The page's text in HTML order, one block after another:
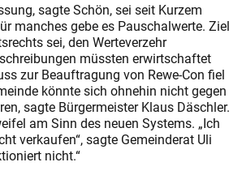
sagte Schön, sei seit Kurzem
manches gebe es Pauschalwerte. Ziel
sei, den Werteverzehr
müssten erwirtschaftet
zur Beauftragung von Rewe-Con fiel
könnte sich ohnehin nicht gegen
sagte Bürgermeister Klaus Däschler.
am Sinn des neuen Systems. „Ich
verkaufen“, sagte Gemeinderat Uli
nicht.“